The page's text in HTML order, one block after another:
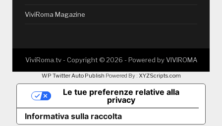
ViviRoma Magazine
ViviRoma.tv - Copyright ©2026 - Powered byVIVIROMA
WP Twitter Auto Publish Powered By : XYZScripts.com
Informativa sulla raccolta
Le tue preferenze relative alla
privacy